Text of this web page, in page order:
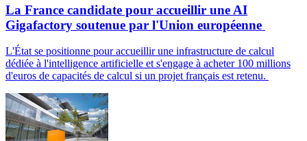
La France candidate pour accueillir une AI
Gigafactory soutenue par l'Union européenne
L'État se positionne pour accueillir une infrastructure de calcul
dédiée à l'intelligence artificielle et s'engage à acheter 100 millions
d'euros de capacités de calcul si un projet français est retenu.